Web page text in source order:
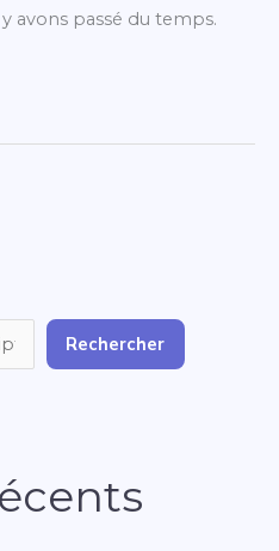
avons passé du temps.
Rechercher